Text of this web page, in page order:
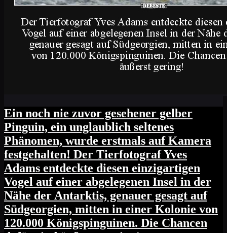
Ein noch nie zuvor gesehener gelber
Pinguin, ein unglaublich seltenes
Phänomen, wurde erstmals auf Kamera
festgehalten! Der Tierfotograf Yves
Adams entdeckte diesen einzigartigen
Vogel auf einer abgelegenen Insel in der
Nähe der Antarktis, genauer gesagt auf
Südgeorgien, mitten in einer Kolonie von
120.000 Königspinguinen. Die Chancen